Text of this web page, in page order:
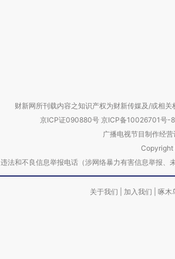
财新网所刊载内容之知识产权为财新传媒及/或相
京ICP证090880号 京ICP备10026701号-8
广播电视节目制作经
Copyright
违法和不良信息举报电话（涉网络暴力有害信息举报
关于我们 加入我们 啄木